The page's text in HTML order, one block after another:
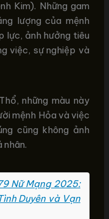
Kim). Những gam
lượng của mệnh
lực, ảnh hưởng tiêu
việc, sự nghiệp và
những màu này
mệnh Hỏa và việc
cũng không ảnh
nhân.
Nữ Mạng 2025:
Duyên và Vạn